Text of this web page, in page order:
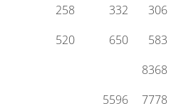
258 332
306
520 650
583
8368
5596 7778